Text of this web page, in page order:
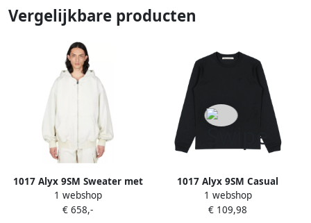
Vergelijkbare producten
1017 Alyx 9SM Sweater met
rits &; Hoodies Beige Heren
1 webshop
€ 658,-
1017 Alyx 9SM Casual
Katoenen Overhemd in
Zwart Black Heren
1 webshop
€ 109,98